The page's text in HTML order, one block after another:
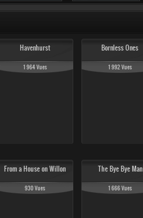
Havenhurst
1 964 Vues
Bornless Ones
1 992 Vues
From a House on Willon
930 Vues
The Bye Bye Man
1 666 Vues